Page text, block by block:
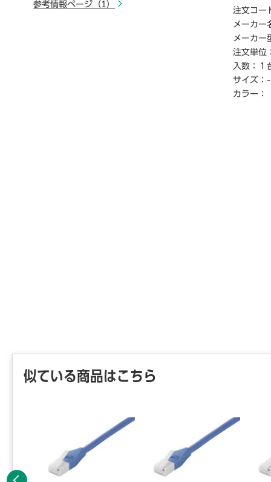
参考情報ページ（1）
※仕入先
お届け
ご連絡く
時から18
注文コー
メーカー
メーカー
注文単位
入数：
１
サイズ： -
カラー：
似ている商品はこちら